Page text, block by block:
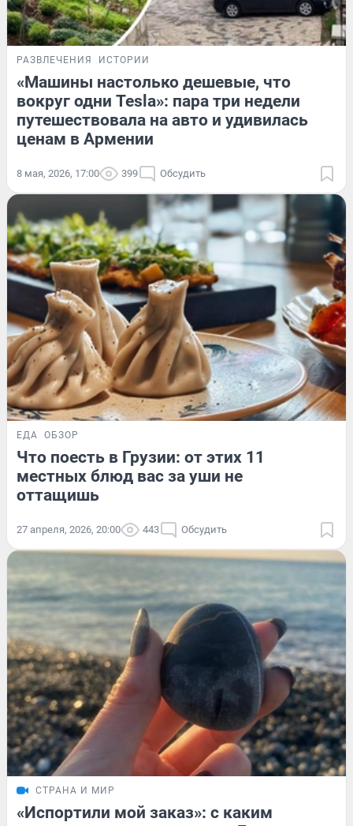
РАЗВЛЕЧЕНИЯ ИСТОРИИ
«Машины настолько дешевые, что
вокруг одни Tesla»: пара три недели
путешествовала на авто и удивилась
ценам в Армении
8 мая, 2026, 17:00 399 Обсудить
ЕДА ОБЗОР
Что поесть в Грузии: от этих 11
местных блюд вас за уши не
оттащишь
27 апреля, 2026, 20:00 443 Обсудить
СТРАНА И МИР
«Испортили мой заказ»: с каким